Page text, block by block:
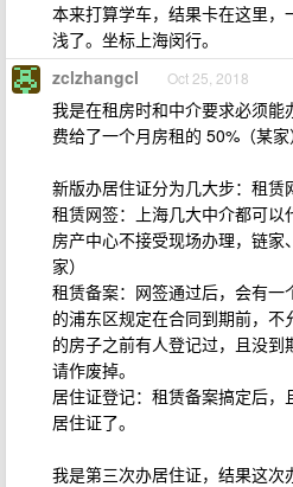
本来打算学车，结果卡在这里
浅了。坐标上海闵行。
zclzhangcl Oct 25, 2018
我是在租房时和中介要求必须
费给了一个月房租的 50%（某家
新版办居住证分为几大步：租赁
租赁网签：上海几大中介都可以
房产中心不接受现场办理，链
家）
租赁备案：网签通过后，会有
的浦东区规定在合同到期前，
的房子之前有人登记过，且没
请作废掉。
居住证登记：租赁备案搞定后
居住证了。
我是第三次办居住证，结果这